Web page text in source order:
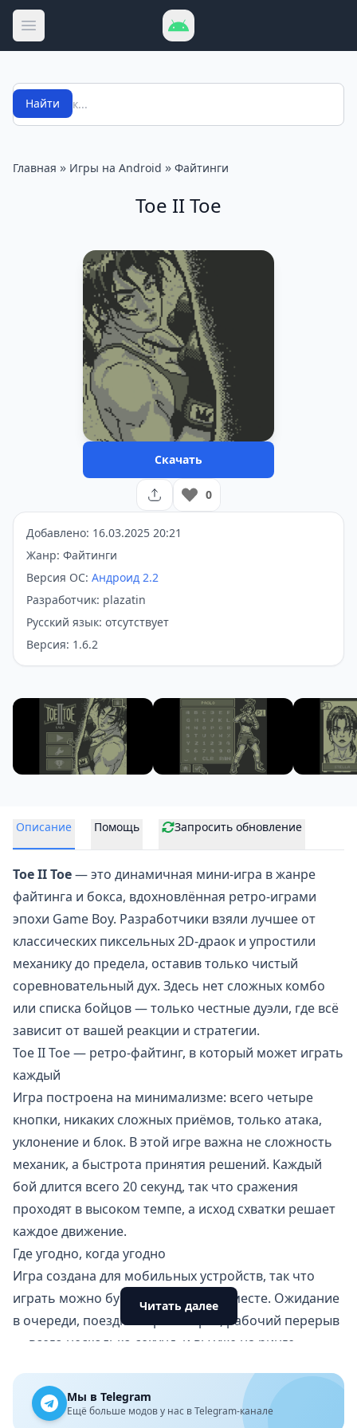
Открыть меню
Поиск
Найти
Главная » Игры на Android » Файтинги
Toe II Toe
Скачать
0
Добавлено: 16.03.2025 20:21
Жанр: Файтинги
Версия ОС: Андроид 2.2
Разработчик: plazatin
Русский язык: отсутствует
Версия: 1.6.2
Описание Помощь Запросить обновление
Toe II Toe— это динамичная мини-игра в жанре
файтинга и бокса, вдохновлённая ретро-играми
эпохи Game Boy. Разработчики взяли лучшее от
классических пиксельных 2D-драок и упростили
механику до предела, оставив только чистый
соревновательный дух. Здесь нет сложных комбо
или списка бойцов — только честные дуэли, где всё
зависит от вашей реакции и стратегии.
Toe II Toe — ретро-файтинг, в который может играть
каждый
Игра построена на минимализме: всего четыре
кнопки, никаких сложных приёмов, только атака,
уклонение и блок. В этой игре важна не сложность
механик, а быстрота принятия решений. Каждый
бой длится всего 20 секунд, так что сражения
проходят в высоком темпе, а исход схватки решает
каждое движение.
Где угодно, когда угодно
Игра создана для мобильных устройств, так что
играть можно буквально в любом месте. Ожидание
в очереди, поездка в транспорте, рабочий перерыв
— всего несколько секунд, и вы уже на ринге.
можно за пару минут, а удовольствие от
напряжённых дуэлей получат и новички, и опытные
Читать далее
Мы в Telegram
Ещё больше модов у нас в Telegram-канале